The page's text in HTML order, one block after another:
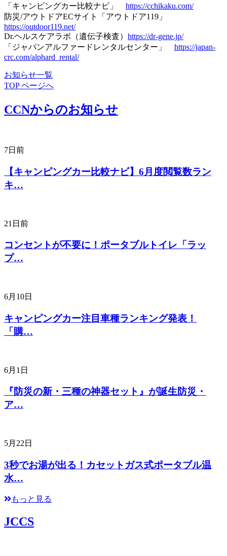
「キャンピングカー比較ナビ」 https://cchikaku.com/
防災/アウトドアECサイト「アウトドア119」
https://outdoor119.net/
Dr.ヘルスケアラボ（遺伝子検査） https://dr-gene.jp/
「ジャパンアルファードレンタルセンター」 https://japan-
crc.com/alphard_rental/
お知らせ一覧
TOP ページへ
CCNからのお知らせ
7日前
【キャンピングカー比較ナビ】6月度閲覧数ラン
キ…
21日前
コンセントが不要に！ポータブルトイレ「ラッ
プ…
6月10日
キャンピングカー注目車種ランキング発表！
「購…
6月1日
『防災の新・三種の神器セット』が誕生防災・
ア…
5月22日
3秒でお湯が出る！カセットガス式ポータブル温
水…
もっと見る
JCCS